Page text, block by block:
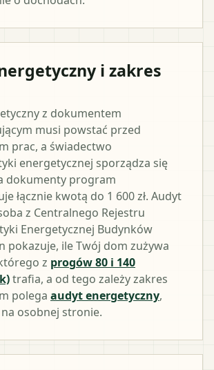
i zakres
z dokumentem
musi powstać przed
prac, a świadectwo
energetycznej sporządza się
dokumenty program
łącznie kwotą do 1 600 zł. Audyt
z Centralnego Rejestru
Energetycznej Budynków
pokazuje, ile Twój dom zużywa
z progów 80 i 140
trafia, a od tego zależy zakres
polega audyt energetyczny,
osobnej stronie.